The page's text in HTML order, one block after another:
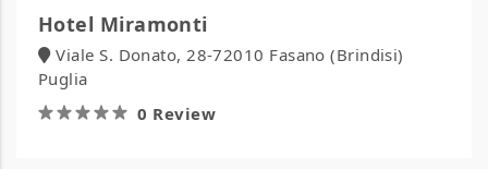
Hotel Miramonti
Viale S. Donato, 28-72010 Fasano (Brindisi)
Puglia
0 Review